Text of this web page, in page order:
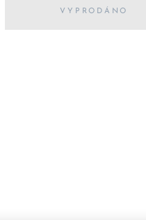
VYPRODÁNO